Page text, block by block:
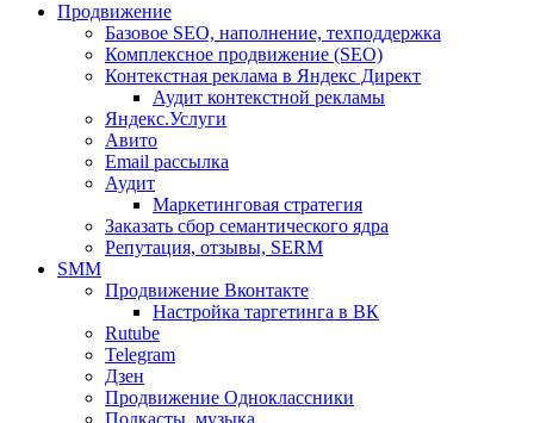
Продвижение
Базовое SEO, наполнение, техподдержка
Комплексное продвижение (SEO)
Контекстная реклама в Яндекс Директ
Аудит контекстной рекламы
Яндекс.Услуги
Авито
Email рассылка
Аудит
Маркетинговая стратегия
Заказать сбор семантического ядра
Репутация, отзывы, SERM
SMM
Продвижение Вконтакте
Настройка таргетинга в ВК
Rutube
Telegram
Дзен
Продвижение Одноклассники
Подкасты, музыка